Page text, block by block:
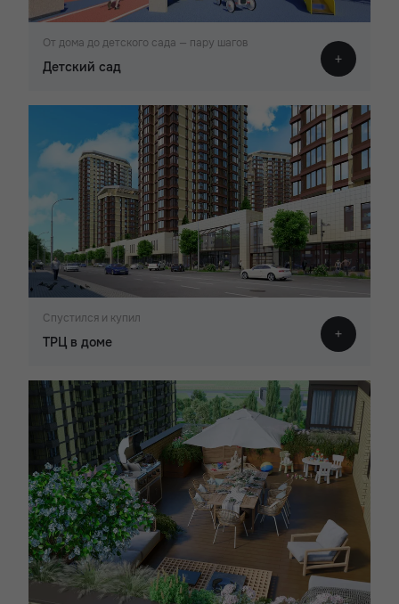
От дома до детского сада — пару шагов
Детский сад
Спустился и купил
ТРЦ в доме